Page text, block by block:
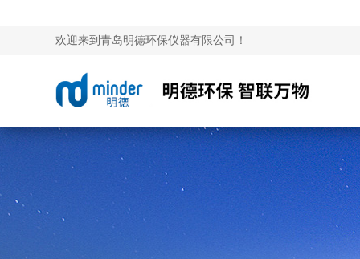
欢迎来到青岛明德环保仪器有限公司！